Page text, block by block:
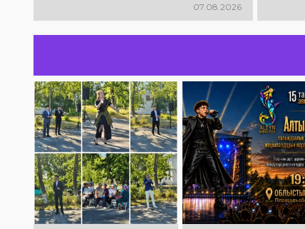
микрофон – 2026»! В этот день
талантливые исполнители из
разных стран встретятся на
творчества. Станьте свидетелями
начала большого вокального
состязания! Приходите
поддержать талантливых
исполнителей!
07.08.2026